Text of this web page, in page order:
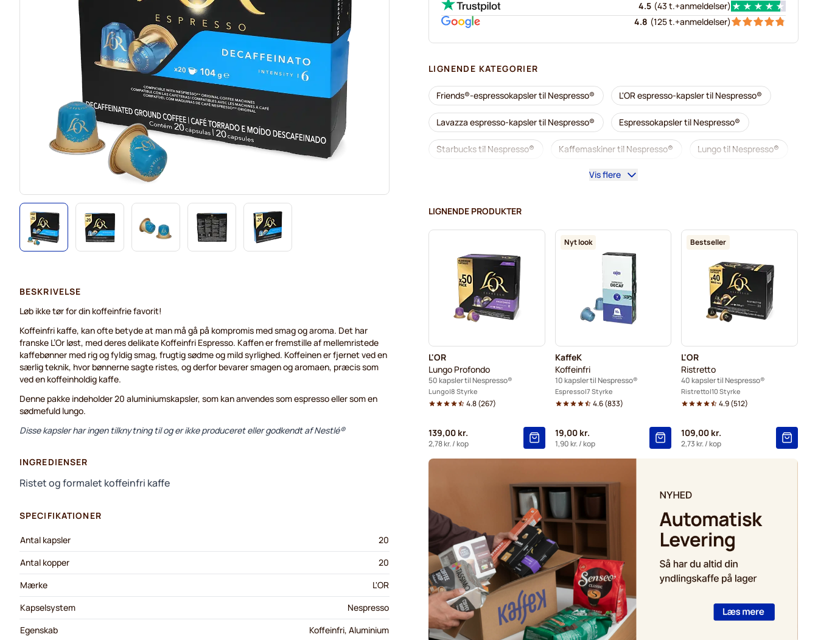
4.5 (43 t.+anmeldelser)
4.8 (125 t.+anmeldelser)
LIGNENDE KATEGORIER
Friends®-espressokapsler til Nespresso® L'OR espresso-kapsler til Nespresso®
Lavazza espresso-kapsler til Nespresso® Espressokapsler til Nespresso®
Starbucks til Nespresso® Kaffemaskiner til Nespresso® Lungo til Nespresso®
illy kaffekapsler til Nespresso®
Alt til kaffen til Nespresso® Afkalkning og plejeprodukter til Nespresso®
L'OR kaffekapsler til Nespresso® Segafredo kaffekapsler til Nespresso®
Café René kaffekapsler til Nespresso® Caffè Borbone til Nespresso®
Kapsler til Nespresso® Merrild kaffekapsler til Nespresso®
Vis flere
LIGNENDE PRODUKTER
L'OR
Lungo Profondo
50 kapsler til Nespresso®
Lungo 8 Styrke
4.8(267)
139,00 kr.
2,78 kr./ kop
Nyt look
KaffeK
Koffeinfri
10 kapsler til Nespresso®
Espresso 7 Styrke
4.6(833)
19,00 kr.
1,90 kr./ kop
Bestseller
L'OR
Ristretto
40 kapsler til Nespresso®
Ristretto 10 Styrke
4.9(512)
109,00 kr.
2,73 kr./ kop
BESKRIVELSE
Løb ikke tør for din koffeinfrie favorit!
Koffeinfri kaffe, kan ofte betyde at man må gå på kompromis med smag og aroma. Det har
franske L’Or løst, med deres delikate Koffeinfri Espresso. Kaffen er fremstille af mellemristede
kaffebønner med rig og fyldig smag, frugtig sødme og mild syrlighed. Koffeinen er fjernet ved en
særlig teknik, hvor bønnerne sagte ristes, og derfor bevarer smagen og aromaen, præcis som
ved en koffeinholdig kaffe.
Denne pakke indeholder 20 aluminiumskapsler, som kan anvendes som espresso eller som en
sødmefuld lungo.
Disse kapsler har ingen tilknytning til og er ikke produceret eller godkendt af Nestlé®
INGREDIENSER
Ristet og formalet koffeinfri kaffe
SPECIFIKATIONER
Antal kapsler
20
Antal kopper
20
Mærke
L'OR
Kapselsystem
Nespresso
Egenskab
Koffeinfri, Aluminium